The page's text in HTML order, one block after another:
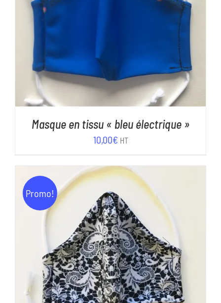
DÉTAILS
Masque en tissu « bleu électrique »
10,00€ HT
Promo!
AJOUTER AU PANIER / DÉTAILS